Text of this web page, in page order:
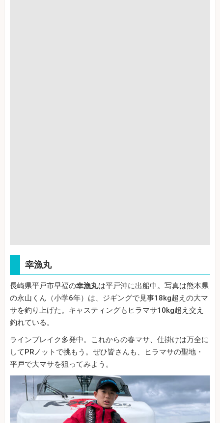
幸漁丸
長崎県平戸市早福の幸漁丸は平戸沖に出船中。写真は熊本県
の永山くん（小学6年）は、ジギングで見事18kg超えの大マ
サを釣り上げた。キャスティングもヒラマサ10kg超え交え
釣れている。
ラインブレイク多発中。これからの春マサ、仕掛けは万全に
してPRノットで挑もう。ぜひ皆さんも、ヒラマサの聖地・
平戸で大マサを狙ってみよう。